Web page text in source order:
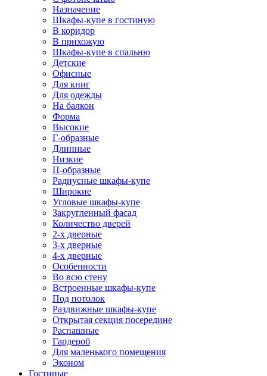
Назначение
Шкафы-купе в гостиную
В коридор
В прихожую
Шкафы-купе в спальню
Детские
Офисные
Для книг
Для одежды
На балкон
Форма
Высокие
Г-образные
Длинные
Низкие
П-образные
Радиусные шкафы-купе
Широкие
Угловые шкафы-купе
Закругленный фасад
Количество дверей
2-х дверные
3-х дверные
4-х дверные
Особенности
Во всю стену
Встроенные шкафы-купе
Под потолок
Раздвижные шкафы-купе
Открытая секция посередине
Распашные
Гардероб
Для маленького помещения
Эконом
Гостиные